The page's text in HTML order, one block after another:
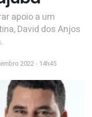
apoio a um
David dos Anjos
2022 - 14h45